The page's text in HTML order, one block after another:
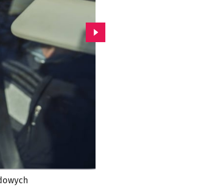
Przejdź do kolejnego zdjęcia.